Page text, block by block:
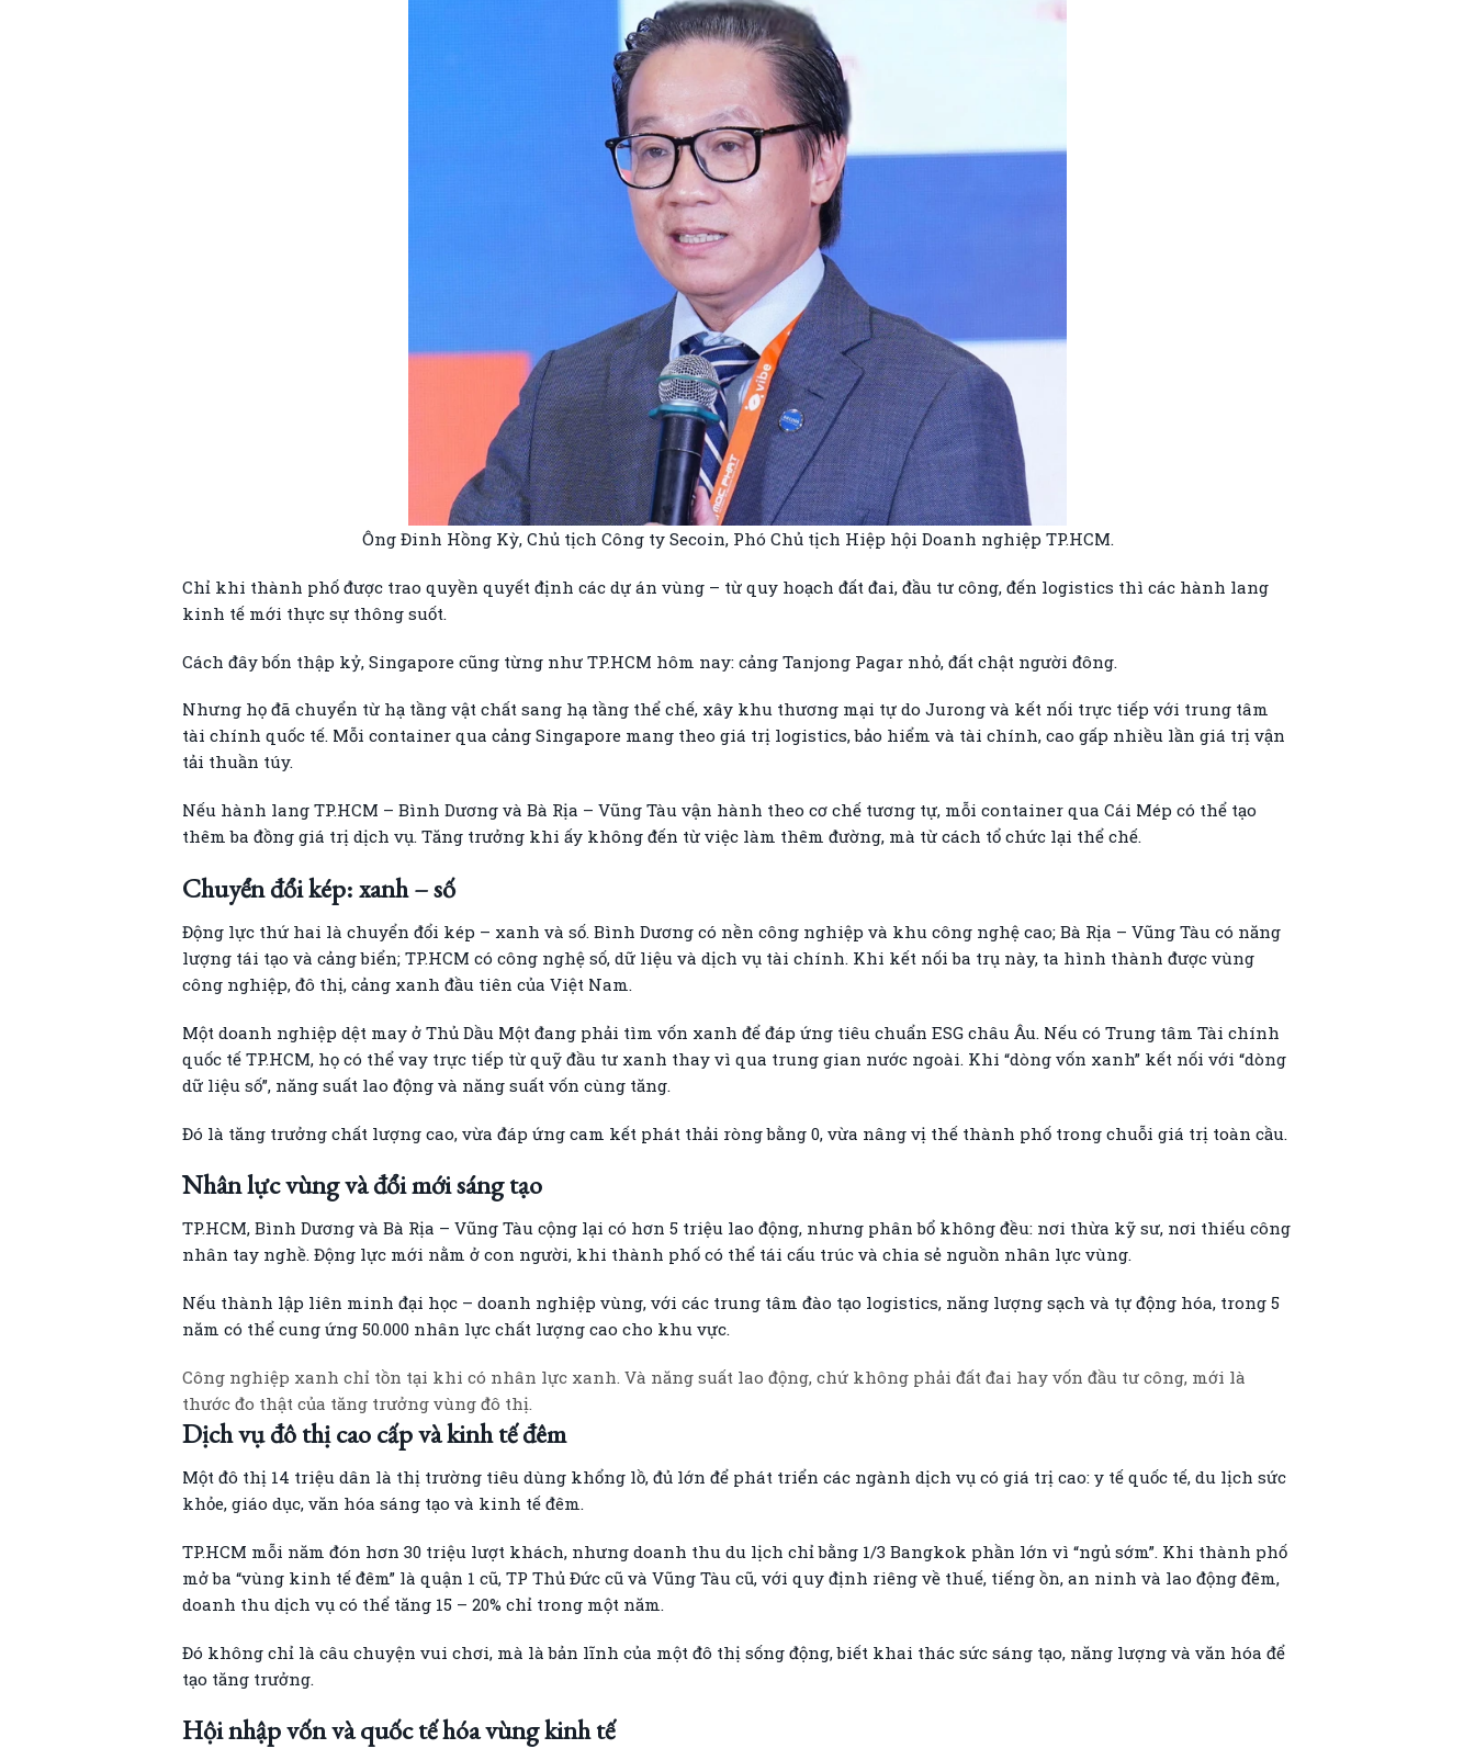
Ông Đinh Hồng Kỳ, Chủ tịch Công ty Secoin, Phó Chủ tịch Hiệp hội Doanh nghiệp TP.HCM.
Chỉ khi thành phố được trao quyền quyết định các dự án vùng – từ quy hoạch đất đai, đầu tư công, đến logistics thì các hành lang
kinh tế mới thực sự thông suốt.
Cách đây bốn thập kỷ, Singapore cũng từng như TP.HCM hôm nay: cảng Tanjong Pagar nhỏ, đất chật người đông.
Nhưng họ đã chuyển từ hạ tầng vật chất sang hạ tầng thể chế, xây khu thương mại tự do Jurong và kết nối trực tiếp với trung tâm
tài chính quốc tế. Mỗi container qua cảng Singapore mang theo giá trị logistics, bảo hiểm và tài chính, cao gấp nhiều lần giá trị vận
tải thuần túy.
Nếu hành lang TP.HCM – Bình Dương và Bà Rịa – Vũng Tàu vận hành theo cơ chế tương tự, mỗi container qua Cái Mép có thể tạo
thêm ba đồng giá trị dịch vụ. Tăng trưởng khi ấy không đến từ việc làm thêm đường, mà từ cách tổ chức lại thể chế.
Chuyển đổi kép: xanh – số
Động lực thứ hai là chuyển đổi kép – xanh và số. Bình Dương có nền công nghiệp và khu công nghệ cao; Bà Rịa – Vũng Tàu có năng
lượng tái tạo và cảng biển; TP.HCM có công nghệ số, dữ liệu và dịch vụ tài chính. Khi kết nối ba trụ này, ta hình thành được vùng
công nghiệp, đô thị, cảng xanh đầu tiên của Việt Nam.
Một doanh nghiệp dệt may ở Thủ Dầu Một đang phải tìm vốn xanh để đáp ứng tiêu chuẩn ESG châu Âu. Nếu có Trung tâm Tài chính
quốc tế TP.HCM, họ có thể vay trực tiếp từ quỹ đầu tư xanh thay vì qua trung gian nước ngoài. Khi “dòng vốn xanh” kết nối với “dòng
dữ liệu số”, năng suất lao động và năng suất vốn cùng tăng.
Đó là tăng trưởng chất lượng cao, vừa đáp ứng cam kết phát thải ròng bằng 0, vừa nâng vị thế thành phố trong chuỗi giá trị toàn cầu.
Nhân lực vùng và đổi mới sáng tạo
TP.HCM, Bình Dương và Bà Rịa – Vũng Tàu cộng lại có hơn 5 triệu lao động, nhưng phân bổ không đều: nơi thừa kỹ sư, nơi thiếu công
nhân tay nghề. Động lực mới nằm ở con người, khi thành phố có thể tái cấu trúc và chia sẻ nguồn nhân lực vùng.
Nếu thành lập liên minh đại học – doanh nghiệp vùng, với các trung tâm đào tạo logistics, năng lượng sạch và tự động hóa, trong 5
năm có thể cung ứng 50.000 nhân lực chất lượng cao cho khu vực.
Công nghiệp xanh chỉ tồn tại khi có nhân lực xanh. Và năng suất lao động, chứ không phải đất đai hay vốn đầu tư công, mới là
thước đo thật của tăng trưởng vùng đô thị.
Dịch vụ đô thị cao cấp và kinh tế đêm
Một đô thị 14 triệu dân là thị trường tiêu dùng khổng lồ, đủ lớn để phát triển các ngành dịch vụ có giá trị cao: y tế quốc tế, du lịch sức
khỏe, giáo dục, văn hóa sáng tạo và kinh tế đêm.
TP.HCM mỗi năm đón hơn 30 triệu lượt khách, nhưng doanh thu du lịch chỉ bằng 1/3 Bangkok phần lớn vì “ngủ sớm”. Khi thành phố
mở ba “vùng kinh tế đêm” là quận 1 cũ, TP Thủ Đức cũ và Vũng Tàu cũ, với quy định riêng về thuế, tiếng ồn, an ninh và lao động đêm,
doanh thu dịch vụ có thể tăng 15 – 20% chỉ trong một năm.
Đó không chỉ là câu chuyện vui chơi, mà là bản lĩnh của một đô thị sống động, biết khai thác sức sáng tạo, năng lượng và văn hóa để
tạo tăng trưởng.
Hội nhập vốn và quốc tế hóa vùng kinh tế